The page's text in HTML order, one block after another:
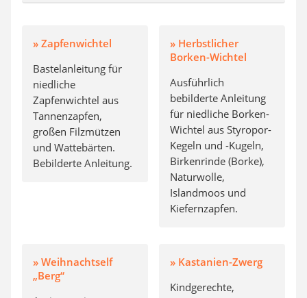
» Zapfenwichtel
Bastelanleitung für
niedliche
Zapfenwichtel aus
Tannenzapfen,
großen Filzmützen
und Wattebärten.
Bebilderte Anleitung.
» Herbstlicher
Borken-Wichtel
Ausführlich
bebilderte Anleitung
für niedliche Borken-
Wichtel aus Styropor-
Kegeln und -Kugeln,
Birkenrinde (Borke),
Naturwolle,
Islandmoos und
Kiefernzapfen.
» Weihnachtself
„Berg“
» Kastanien-Zwerg
Kindgerechte,